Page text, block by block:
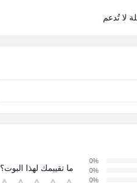
0%
0%
0%
ما تقييمك لهذا البوت؟